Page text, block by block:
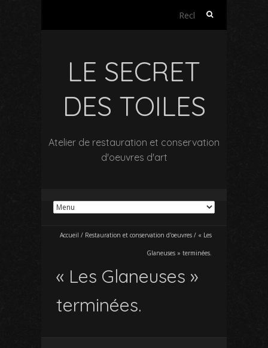
Rechercher :
LE SECRET
DES TOILES
Atelier de restauration et conservation
d'oeuvres d'art
Accueil / Restauration et conservation d'oeuvres / « Les
Glaneuses » terminées.
« Les Glaneuses »
terminées.